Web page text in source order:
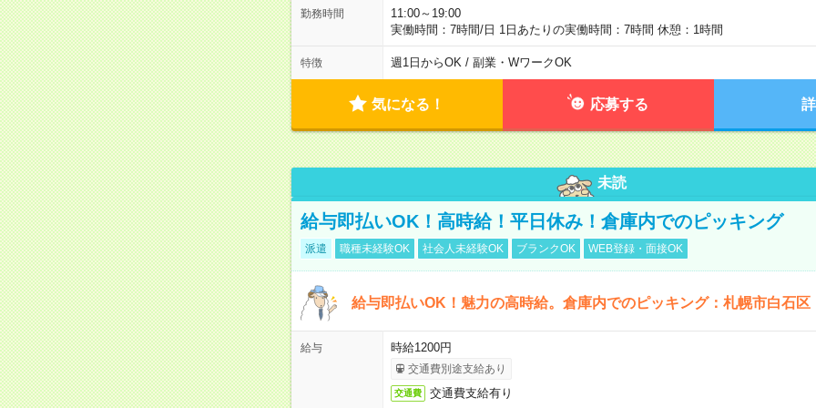
勤務時間
11:00～19:00
実働時間：7時間/日 1日あたりの実働時間：7時間 休憩：1時間
特徴 週1日からOK / 副業・WワークOK
気になる！ 応募する
未読
給与即払いOK！高時給！平日休み！倉庫内でのピッキング
派遣 職種未経験OK 社会人未経験OK ブランクOK WEB登録・面接OK
給与即払いOK！魅力の高時給。倉庫内でのピッキング：札幌市白石区
給与 時給1200円
交通費別途支給あり
交通費 交通費支給有り